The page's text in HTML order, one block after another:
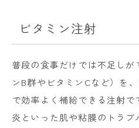
ビタミン注射
普段の食事だけでは不足しが
ンB群やビタミンCなど）を
で効率よく補給できる注射
炎といった肌や粘膜のトラ